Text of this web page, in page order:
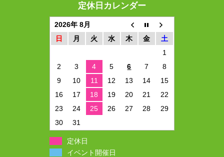
定休日カレンダー
2026年 8月
日
月 火 水 木 金
土
1
2
3 4 5 6 7
8
9
10 11 12 13 14
15
16
17 18 19 20 21
22
23
24 25 26 27 28
29
30
31
定休日
イベント開催日